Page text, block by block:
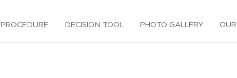
PROCEDURE DECISION TOOL PHOTO GALLERY